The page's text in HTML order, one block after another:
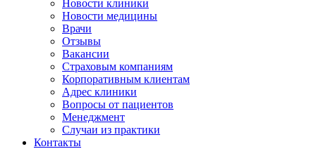
Новости клиники
Новости медицины
Врачи
Отзывы
Вакансии
Страховым компаниям
Корпоративным клиентам
Адрес клиники
Вопросы от пациентов
Менеджмент
Случаи из практики
Контакты